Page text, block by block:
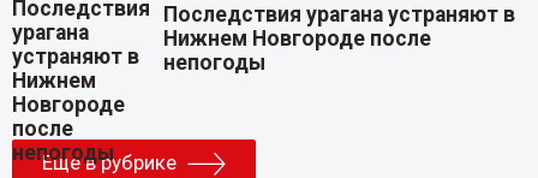
Последствия урагана устраняют в
Нижнем Новгороде после
непогоды
Еще в рубрике